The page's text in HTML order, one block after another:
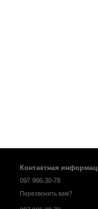
Контактная
097 986-30-78
Перезвонить вам?